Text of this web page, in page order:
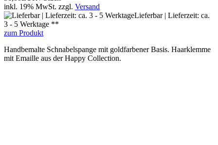
inkl. 19% MwSt. zzgl. Versand
Lieferbar | Lieferzeit: ca.
3 - 5 Werktage **
zum Produkt
Handbemalte Schnabelspange mit goldfarbener Basis. Haarklemme
mit Emaille aus der Happy Collection.